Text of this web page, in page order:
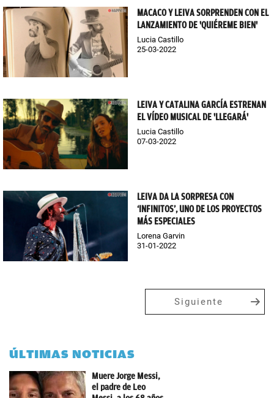
MACACO Y LEIVA SORPRENDEN CON EL
LANZAMIENTO DE 'QUIÉREME BIEN'
Lucia Castillo
25-03-2022
LEIVA Y CATALINA GARCÍA ESTRENAN
EL VÍDEO MUSICAL DE 'LLEGARÁ'
Lucia Castillo
07-03-2022
LEIVA DA LA SORPRESA CON
‘INFINITOS’, UNO DE LOS PROYECTOS
MÁS ESPECIALES
Lorena Garvin
31-01-2022
Siguiente
ÚLTIMAS NOTICIAS
Muere Jorge Messi,
el padre de Leo